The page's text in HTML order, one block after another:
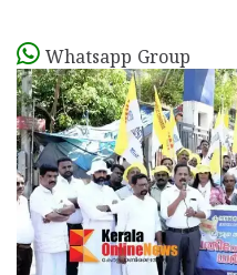
Whatsapp Group